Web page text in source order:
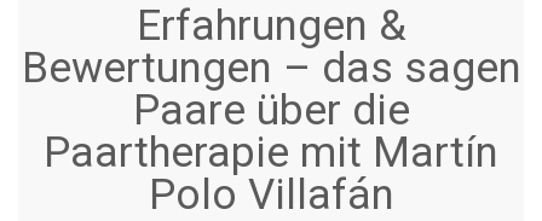
Erfahrungen &
Bewertungen – das sagen
Paare über die
Paartherapie mit Martín
Polo Villafán